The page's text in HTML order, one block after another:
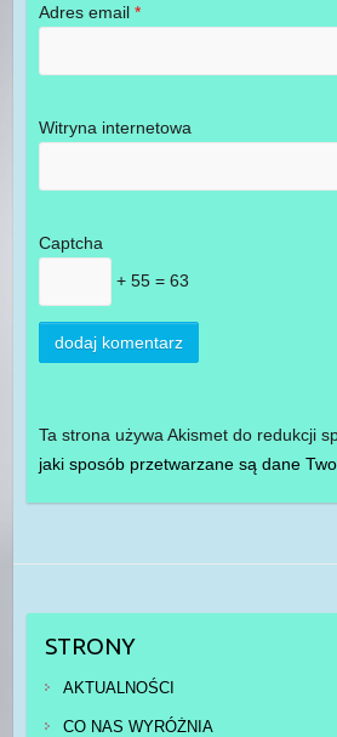
Adres email *
Witryna internetowa
Captcha
+ 55 = 63
Ta strona używa Akismet do redukcji
jaki sposób przetwarzane są dane
STRONY
AKTUALNOŚCI
CO NAS WYRÓŻNIA